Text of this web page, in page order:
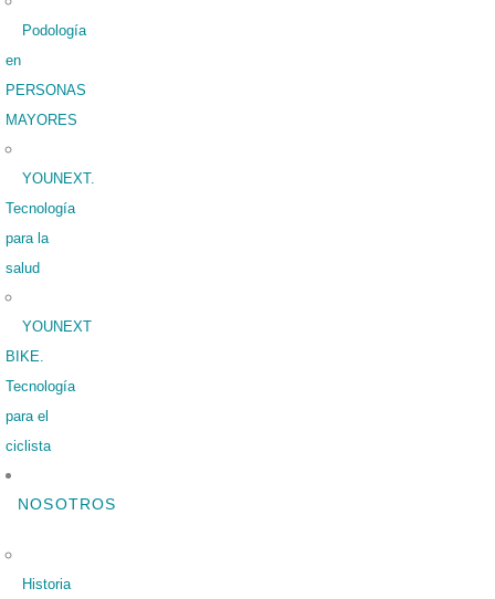
Podología
en
PERSONAS
MAYORES
YOUNEXT.
Tecnología
para la
salud
YOUNEXT
BIKE.
Tecnología
para el
ciclista
NOSOTROS
Historia